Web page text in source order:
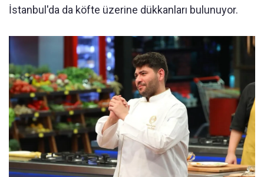
İstanbul'da da köfte üzerine dükkanları bulunuyor.